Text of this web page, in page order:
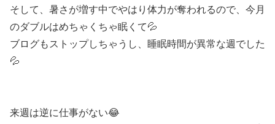
そして、暑さが増す中でやはり体力が奪われるので、今月
のダブルはめちゃくちゃ眠くて💦
ブログもストップしちゃうし、睡眠時間が異常な週でした
💦
来週は逆に仕事がない😂